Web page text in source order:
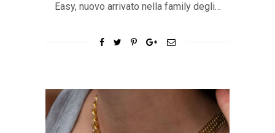
Easy, nuovo arrivato nella family degli…